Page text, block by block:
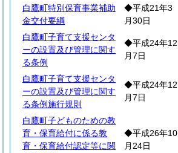
白鷹町特別保育事業補助
金交付要綱
◆平成21年3
月30日
白鷹町子育て支援センタ
ーの設置及び管理に関す
る条例
◆平成24年12
月7日
白鷹町子育て支援センタ
ーの設置及び管理に関す
る条例施行規則
◆平成24年12
月7日
白鷹町子どものための教
育・保育給付に係る教
育・保育給付認定等に関
◆平成26年10
月24日